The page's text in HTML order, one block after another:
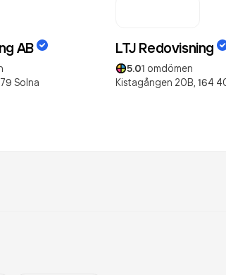
AB
Solna
LTJ Redovisning
5.01 omdömen
Kistagången 20B, 164